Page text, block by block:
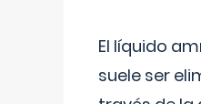
El líquido
suele ser